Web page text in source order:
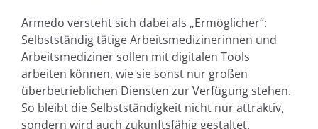
Armedo versteht sich dabei als „Ermöglicher“:
Selbstständig tätige Arbeitsmedizinerinnen und
Arbeitsmediziner sollen mit digitalen Tools
arbeiten können, wie sie sonst nur großen
überbetrieblichen Diensten zur Verfügung stehen.
So bleibt die Selbstständigkeit nicht nur attraktiv,
sondern wird auch zukunftsfähig gestaltet.